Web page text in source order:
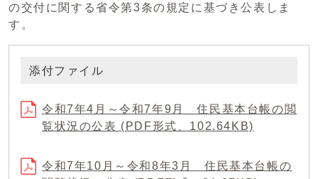
の交付に関する省令第3条の規定に基づき公表しま
す。
添付ファイル
令和7年4月～令和7年9月 住民基本台帳の閲
覧状況の公表 (PDF形式、102.64KB)
令和7年10月～令和8年3月 住民基本台帳の